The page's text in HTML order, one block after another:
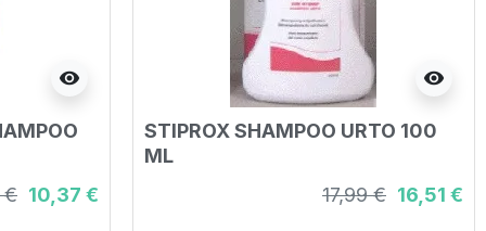
visibility
€ 10,37 €
visibility
STIPROX SHAMPOO URTO 100
ML
17,99 € 16,51 €